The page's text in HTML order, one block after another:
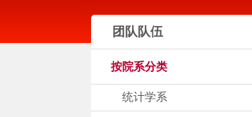
团队队伍
按院系分类
统计学系